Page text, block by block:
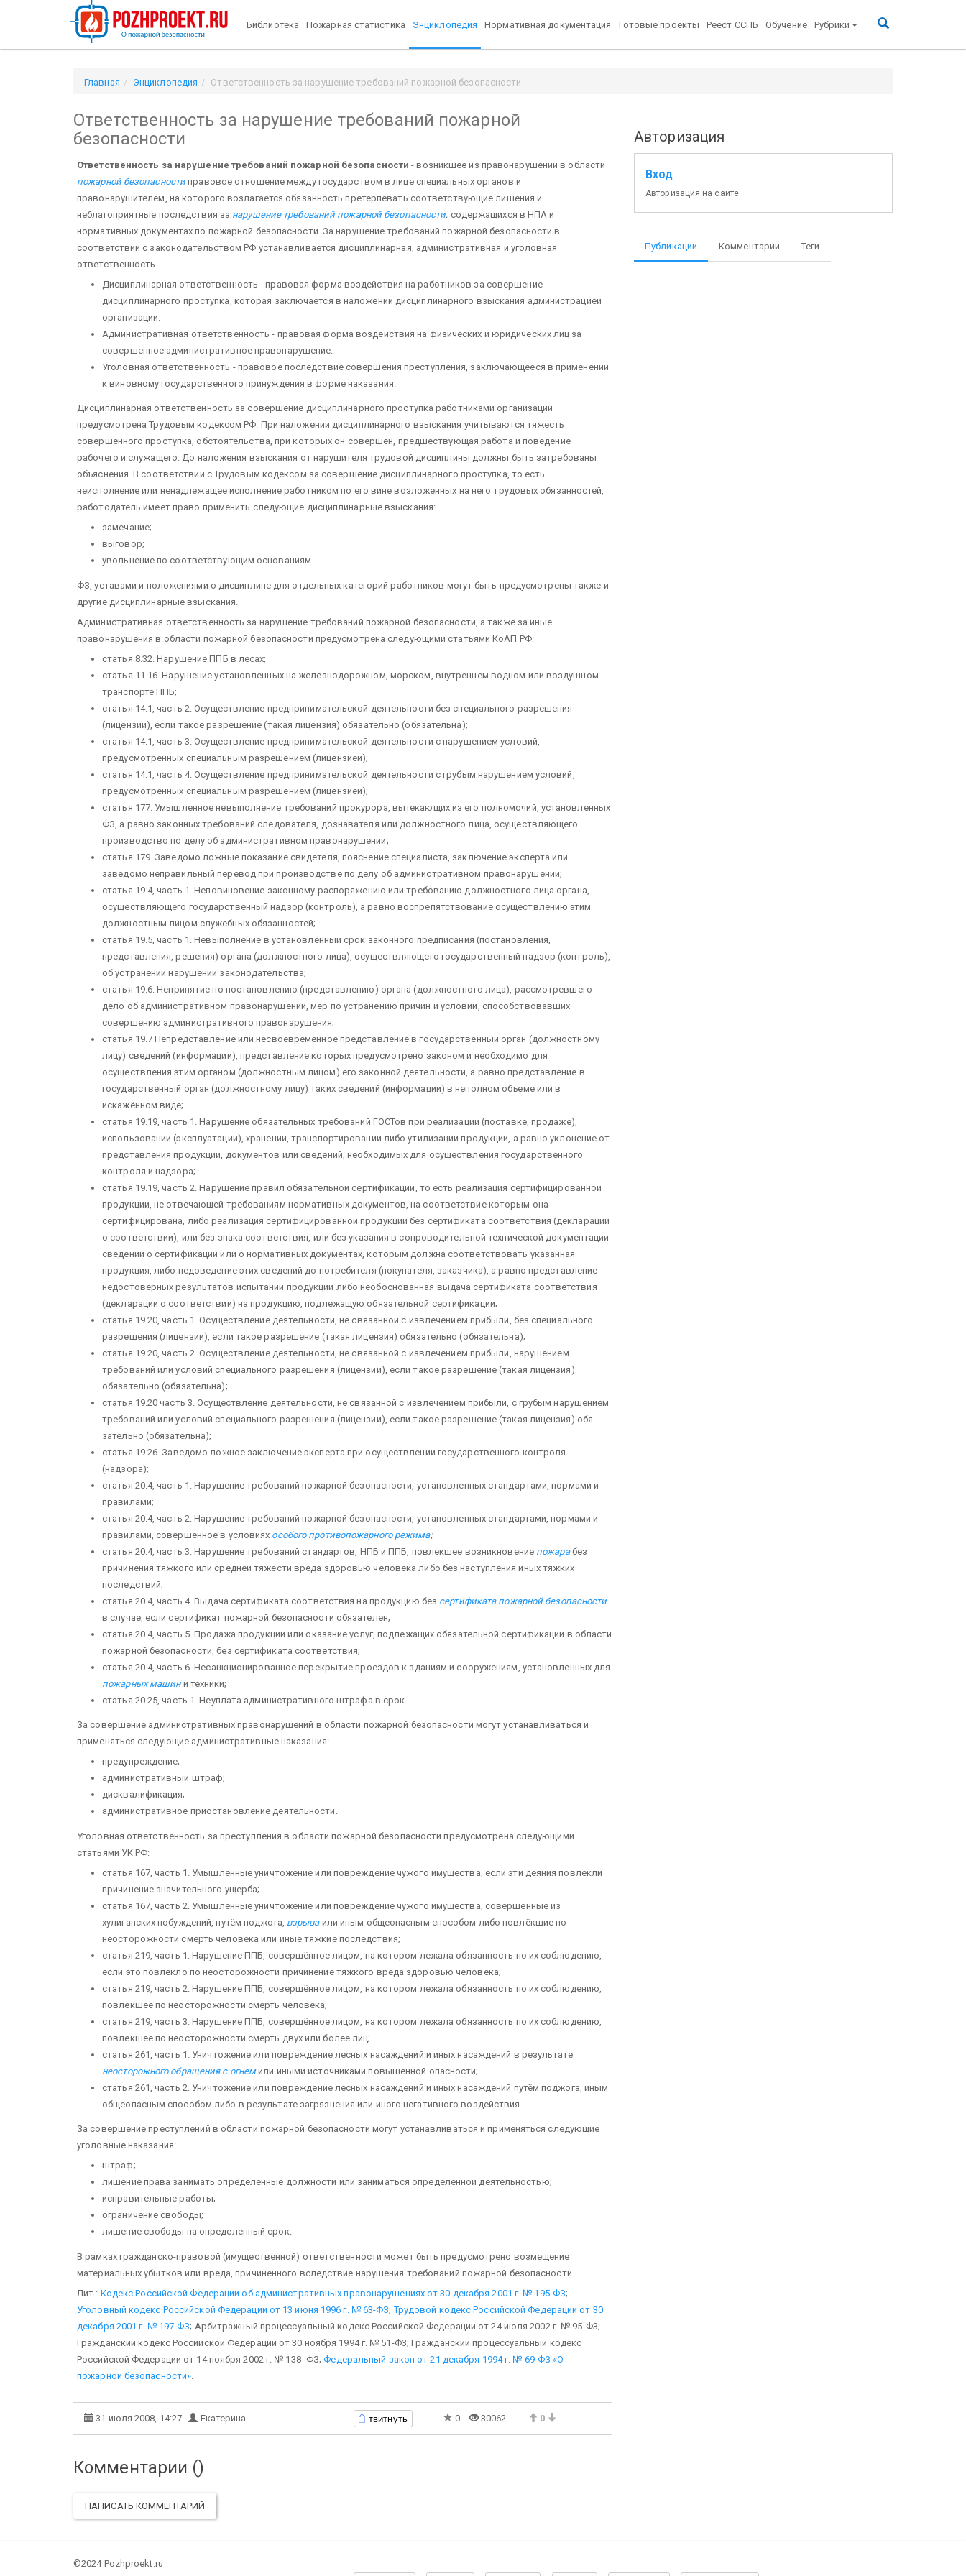
Библиотека Пожарная статистика Энциклопедия Нормативная документация Готовые проекты Реест ССПБ Обучение Рубрики
Главная Энциклопедия Ответственность за нарушение требований пожарной безопасности
Ответственность за нарушение требований пожарной
безопасности
Ответственность за нарушение требований пожарной безопасности - возникшее из правонарушений в области
пожарной безопасностиправовое отношение между государст­вом в лице специальных органов и
правонарушителем, на которого возлагается обязанность претерпевать соот­ветствующие лишения и
неблагоприятные последствия за нарушение требований пожарной безопасно­сти, содержащихся в НПА и
нормативных документах по пожарной безопасности. За нарушение требо­ваний пожарной безопасности в
соответствии с законодательством РФ устанавливается дисциплинар­ная, административная и уголовная
ответственность.
Дисциплинарная ответственность - правовая форма воздействия на работников за совершение
дисциплинарного проступка, которая заключается в наложении дисцип­линарного взыскания администрацией
организации.
Административная ответственность - правовая форма воздействия на физических и юридических лиц за
совершенное административное правонарушение.
Уголовная ответственность - правовое последствие совершения преступления, заключающееся в применении
к виновному государственного принуждения в форме наказания.
Дисциплинарная ответственность за совершение дисциплинарного проступка работниками орга­низаций
предусмотрена Трудовым кодексом РФ. При наложении дисциплинарного взыскания учиты­ваются тяжесть
совершенного проступка, обстоятельства, при которых он совершён, предшествующая работа и поведение
рабочего и служащего. До наложения взыскания от нарушителя трудовой дисцип­лины должны быть затребованы
объяснения. В соответствии с Трудовым кодексом за совершение дисциплинар­ного проступка, то есть
неисполнение или ненадлежащее исполнение работником по его вине возложен­ных на него трудовых обязанностей,
работодатель имеет право применить следующие дисциплинарные взы­скания:
замечание;
выговор;
увольнение по соответствующим основаниям.
ФЗ, уставами и положениями о дисциплине для отдельных категорий работников могут быть предусмотрены также и
другие дисциплинарные взыска­ния.
Административная ответственность за нарушение требований пожарной безопасности, а также за иные
правонарушения в области пожарной безопасности предусмотрена следующими статьями КоАП РФ:
статья 8.32. Нару­шение ППБ в лесах;
статья 11.16. Нарушение установленных на железнодорожном, морском, внутреннем водном или воздуш­ном
транспорте ППБ;
статья 14.1, часть 2. Осуществление предпринимательской деятельности без специального разре­шения
(лицензии), если такое разрешение (такая лицензия) обязательно (обязательна);
статья 14.1, часть 3. Осуществление предпринимательской деятельности с нарушением условий,
предусмотренных специальным разрешением (лицензией);
статья 14.1, часть 4. Осуществление предпринимательской деятельности с грубым нарушением условий,
предусмотренных специальным разрешением (лицензией);
статья 177. Умышленное невы­полнение требований прокурора, вытекающих из его полномочий, установленных
ФЗ, а равно законных требований следователя, дознавателя или должностного лица, осуществляющего
производство по делу об административном правонарушении;
статья 179. Заведомо ложные показание свидетеля, пояснение специалиста, за­ключение эксперта или
заведомо неправильный перевод при производстве по делу об административном правонару­шении;
статья 19.4, часть 1. Неповиновение законному распоряжению или требованию должностного лица ор­гана,
осуществляющего государственный надзор (контроль), а равно воспрепятствование осуществлению этим
должностным лицом служебных обязанностей;
статья 19.5, часть 1. Невыполнение в установленный срок законного предписания (постановления,
представления, решения) органа (должностного лица), осуществляющего государственный надзор (контроль),
об устранении нарушений законодательства;
статья 19.6. Непринятие по постанов­лению (представлению) органа (должностного лица), рассмотревшего
дело об административном правонарушении, мер по устранению причин и условий, способствовавших
совершению административного правонарушения;
статья 19.7 Непредставление или несвоевременное представление в государственный орган (должностному
лицу) сведений (ин­формации), представление которых предусмотрено законом и необходимо для
осуществления этим ор­ганом (должностным лицом) его законной деятельности, а равно представление в
государственный орган (должност­ному лицу) таких сведений (информации) в неполном объеме или в
искажённом виде;
статья 19.19, часть 1. Нарушение обязательных требований ГОСТов при реализации (поставке, продаже),
использовании (эксплуатации), хранении, транспортировании либо утилизации продукции, а равно уклонение от
пред­ставления продукции, документов или сведений, необходимых для осуществления государственного
контроля и над­зора;
статья 19.19, часть 2. Нарушение правил обязательной сертификации, то есть реализация сертифицирован­ной
продукции, не отвечающей требованиям нормативных документов, на соответствие которым она
сертифицирована, либо реализация сертифицированной продукции без сертификата соответствия (дек­ларации
о соответствии), или без знака соответствия, или без указания в сопроводительной технической доку­ментации
сведений о сертификации или о нормативных документах, которым должна соответствовать указанная
продукция, либо недоведение этих сведений до потребителя (покупателя, заказчика), а равно представление
недостоверных результатов испытаний продукции либо необоснованная выдача серти­фиката соответствия
(декларации о соответствии) на продукцию, подлежащую обязательной сертифи­кации;
статья 19.20, часть 1. Осуществление деятельности, не связанной с извлечением прибыли, без специального
разрешения (лицензии), если такое разрешение (такая лицензия) обязательно (обязательна);
статья 19.20, часть 2. Осуществление деятельности, не связанной с извлечением прибыли, нарушением
требований или усло­вий специального разрешения (лицензии), если такое разрешение (такая лицензия)
обязательно (обязательна);
статья 19.20 часть 3. Осуществление деятельности, не связанной с извлечением прибыли, с грубым нарушением
требований или условий специального разрешения (лицензии), если такое разрешение (такая лицензия) обя­
зательно (обязательна);
статья 19.26. Заведомо ложное заключение эксперта при осуществлении государственного кон­троля
(надзора);
статья 20.4, часть 1. Нарушение требований пожарной безопасности, установленных стандар­тами, нормами и
правилами;
статья 20.4, часть 2. Нарушение требований пожарной безопасности, установлен­ных стандартами, нормами и
правилами, совершённое в условиях особого противопожарного режима;
статья 20.4, часть 3. Нарушение требований стандартов, НПБ и ППБ, повлекшее возникновение пожарабез
причинения тяжкого или средней тяжести вреда здоровью человека либо без наступления иных тяжких
последст­вий;
статья 20.4, часть 4. Выдача сертификата соответствия на продукцию без сертификата пожарной безо­пасности
в случае, если сертификат пожарной безопасности обязателен;
статья 20.4, часть 5. Продажа продук­ции или оказание услуг, подлежащих обязательной сертификации в области
пожарной безопасности, без сертификата соответствия;
статья 20.4, часть 6. Несанкционированное перекрытие проездов к зданиям и сооружениям, установленных для
пожарных машини техники;
статья 20.25, часть 1. Неуплата административного штрафа в срок.
За совершение административных правонарушений в области пожарной безопасности могут устанавливаться и
при­меняться следующие административные наказания:
предупреждение;
административный штраф;
дисквалификация;
админи­стративное приостановление деятельности.
Уголовная ответственность за преступления в области пожарной безопасности предусмотрена следующими
статьями УК РФ:
статья 167, часть 1. Умышленные уничтожение или повреждение чужого имущества, если эти деяния повлекли
причинение значительного ущерба;
статья 167, часть 2. Умышленные уничтожение или повреждение чужого имущества, совершённые из
хулиганских побуждений, путём поджога, взрываили иным общеопасным способом либо повлёкшие по
неосторожности смерть человека или иные тяжкие последствия;
статья 219, часть 1. Нарушение ППБ, совершённое лицом, на котором лежала обязанность по их соблюдению,
ес­ли это повлекло по неосторожности причинение тяжкого вреда здоровью человека;
статья 219, часть 2. Нарушение ППБ, совершённое лицом, на котором лежала обязанность по их соблюдению,
повлекшее по неосто­рожности смерть человека;
статья 219, часть 3. Нарушение ППБ, совершённое лицом, на котором лежала обязан­ность по их соблюдению,
повлекшее по неосторожности смерть двух или более лиц;
статья 261, часть 1. Унич­тожение или повреждение лесных насаждений и иных насаждений в результате
неосторожного обра­щения с огнемили иными источниками повышенной опасности;
статья 261, часть 2. Уничтожение или повреж­дение лесных насаждений и иных насаждений путём поджога, иным
общеопасным способом либо в ре­зультате загрязнения или иного негативного воздействия.
За совершение преступлений в области пожарной безопасности могут устанавливаться и применяться следующие
уголовные наказания:
штраф;
лишение права занимать определенные должности или заниматься определенной деятельностью;
исправительные работы;
ограниче­ние свободы;
лишение свободы на определенный срок.
В рамках гражданско-правовой (имущественной) ответ­ственности может быть предусмотрено возмещение
материальных убытков или вреда, причиненного вследст­вие нарушения требований пожарной безопасности.
Лит.: Кодекс Российской Федерации об административных правонарушениях от 30 декабря 2001 г. № 195-ФЗ;
Уголовный кодекс Российской Федерации от 13 июня 1996 г. № 63-ФЗ;Трудовой кодекс Российской Федерации от 30
декабря 2001 г. № 197-ФЗ; Арбитражный процессуальный кодекс Российской Федерации от 24 июля 2002 г. № 95-Ф3;
Гражданский кодекс Российской Федерации от 30 ноября 1994 г. № 51-Ф3; Гражданский процессуальный кодекс
Российской Федерации от 14 ноября 2002 г. № 138- ФЗ;Федеральный закон от 21 декабря 1994 г. № 69-ФЗ «О
пожарной безопасности»
31 июля 2008, 14:27 Екатерина твитнуть 0 30062 0
Комментарии ()
НАПИСАТЬ КОММЕНТАРИЙ
Авторизация
Вход
Авторизация на сайте.
Публикации Комментарии Теги
©2024 Pozhproekt.ru